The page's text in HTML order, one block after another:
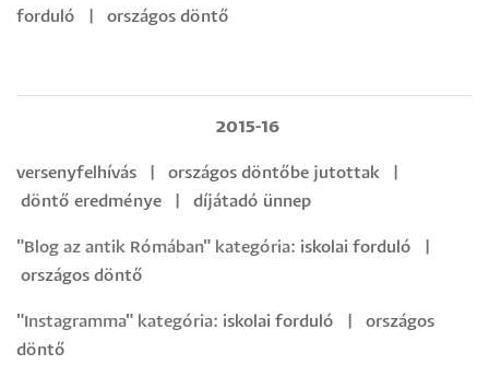
forduló
országos döntő
201 5-16
versenyfelhívás országos döntőbe jutottak
döntő eredménye díjátadó ünnep
"Blog az antik Rómában" kategória: iskolai forduló
országos döntő
"Instagramma" kategória: iskolai forduló
országos
döntő